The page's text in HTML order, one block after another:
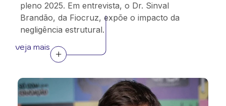
pleno 2025. Em entrevista, o Dr. Sinval
Brandão, da Fiocruz, expõe o impacto da
negligência estrutural.
veja mais